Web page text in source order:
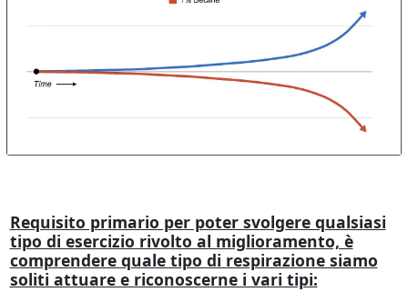
Requisito primario per poter svolgere qualsiasi
tipo di esercizio rivolto al miglioramento, è
comprendere quale tipo di respirazione siamo
soliti attuare e riconoscerne i vari tipi: